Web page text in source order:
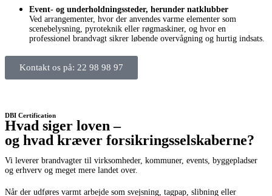
Event- og underholdningssteder, herunder natklubber
Ved arrangementer, hvor der anvendes varme elementer som
scenebelysning, pyroteknik eller røgmaskiner, og hvor en
professionel brandvagt sikrer løbende overvågning og hurtig indsats.
Kontakt os på: 22 98 98 97
DBI Certification
Hvad siger loven –
og hvad kræver forsikringsselskaberne?
Vi leverer brandvagter til virksomheder, kommuner, events, byggepladser
og erhverv og meget mere landet over.
Når der udføres varmt arbejde som svejsning, tagpap, slibning eller